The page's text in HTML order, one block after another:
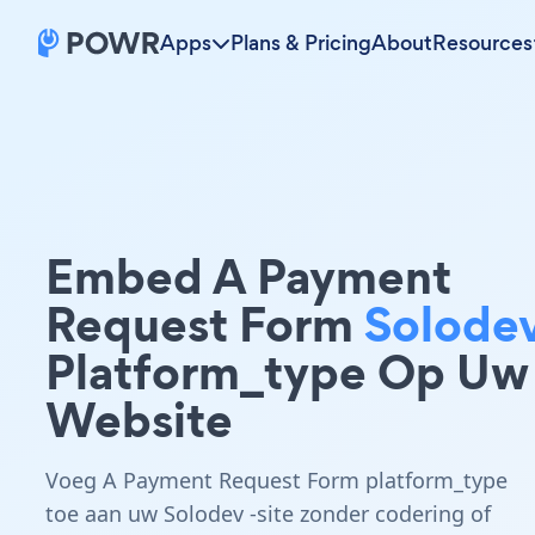
Apps Plans & PricingAboutResources
Embed A Payment
Request Form
Platform_type Op Uw
Website
Voeg A Payment Request Form platform_type
toe aan uw Solodev -site zonder codering of